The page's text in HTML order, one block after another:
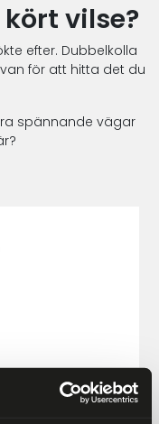
vilse?
efter. Dubbelkolla
för att hitta det du
spännande vägar